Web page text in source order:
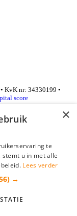
KvK nr: 34330199 •
score
×
te
u in met alle
Lees verder
→